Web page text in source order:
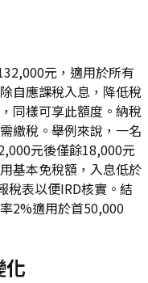
元，適用於所有
自應課稅入息，降低稅
同樣可享此額度。納稅
繳稅。舉例來說，一名
元後僅餘18,000元
基本免稅額，入息低於
稅表以便IRD核實。結
2%適用於首50,000
化